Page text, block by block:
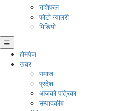
राशिफल
फोटो ग्यालरी
भिडियो
☰
होमपेज
खबर
समाज
प्रदेश
आजको पत्रिका
सम्पादकीय